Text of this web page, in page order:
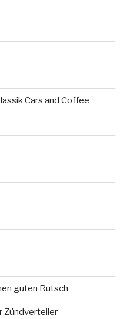
Cars and Coffee
guten Rutsch
Zündverteiler